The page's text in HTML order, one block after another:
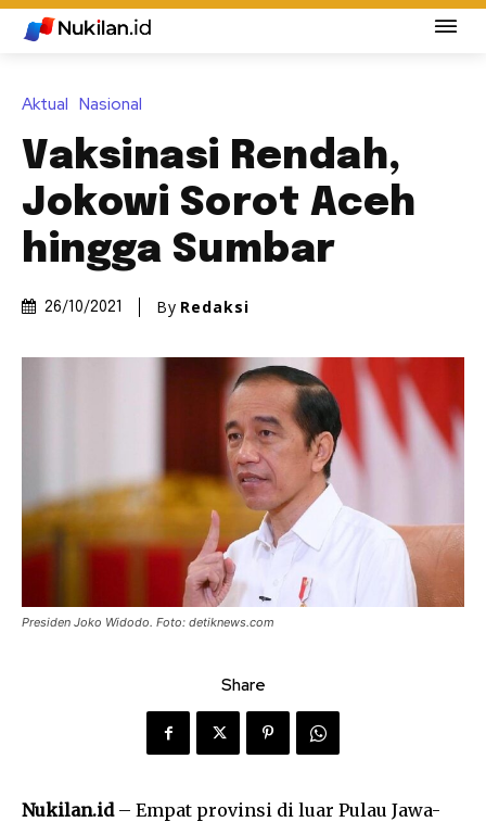
Aktual Nasional
Vaksinasi Rendah,
Jokowi Sorot Aceh
hingga Sumbar
26/10/2021 By Redaksi
Presiden Joko Widodo. Foto: detiknews.com
Share
Nukilan.id– Empat provinsi di luar Pulau Jawa-